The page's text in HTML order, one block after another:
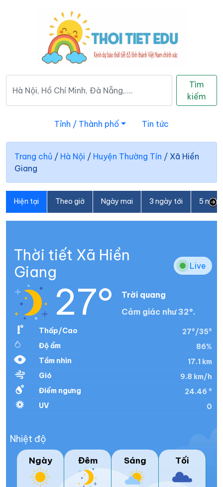
Tìm
kiếm
Tỉnh / Thành phố Tin tức
Trang chủ / Hà Nội / Huyện Thường Tín / Xã Hiền
Giang
Hiện tại Theo giờ Ngày mai 3 ngày tới 5
Thời tiết Xã Hiền
Giang
Live
27°
Trời quang
Cảm giác như 32°.
Thấp/Cao
27°/35°
Độ ẩm
86%
Tầm nhìn
17.1 km
Gió
9.8 km/h
Điểm ngưng
24.46 °
UV
0
Nhiệt độ
Ngày Đêm Sáng Tối